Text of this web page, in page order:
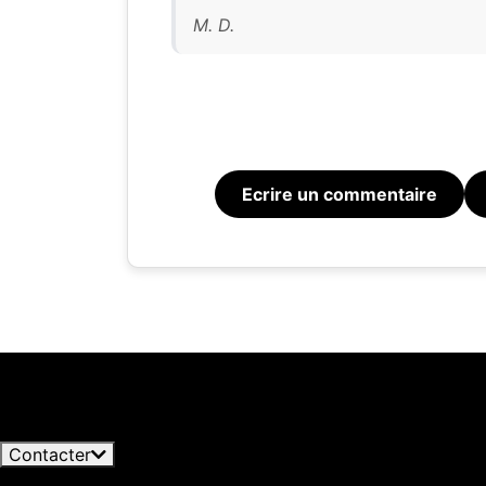
M. D.
Ecrire un commentaire
Contacter